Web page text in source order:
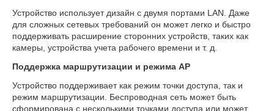
Устройство использует дизайн с двумя портами LAN. Даже
для сложных сетевых требований он может легко и быстро
поддерживать расширение сторонних устройств, таких как
камеры, устройства учета рабочего времени и т. д.
Поддержка маршрутизации и режима AP
Устройство поддерживает как режим точки доступа, так и
режим маршрутизации. Беспроводная сеть может быть
сформирована с несколькими точками доступа или может